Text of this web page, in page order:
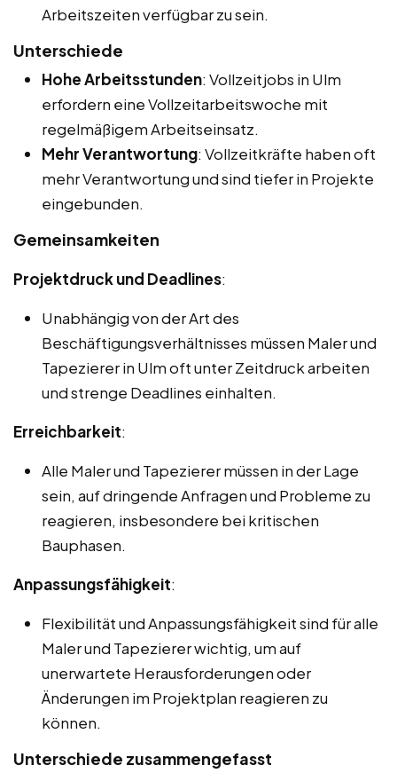
Arbeitszeiten verfügbar zu sein.
Unterschiede
Hohe Arbeitsstunden: Vollzeitjobs in Ulm
erfordern eine Vollzeitarbeitswoche mit
regelmäßigem Arbeitseinsatz.
Mehr Verantwortung: Vollzeitkräfte haben oft
mehr Verantwortung und sind tiefer in Projekte
eingebunden.
Gemeinsamkeiten
Projektdruck und Deadlines:
Unabhängig von der Art des
Beschäftigungsverhältnisses müssen Maler und
Tapezierer in Ulm oft unter Zeitdruck arbeiten
und strenge Deadlines einhalten.
Erreichbarkeit:
Alle Maler und Tapezierer müssen in der Lage
sein, auf dringende Anfragen und Probleme zu
reagieren, insbesondere bei kritischen
Bauphasen.
Anpassungsfähigkeit:
Flexibilität und Anpassungsfähigkeit sind für alle
Maler und Tapezierer wichtig, um auf
unerwartete Herausforderungen oder
Änderungen im Projektplan reagieren zu
können.
Unterschiede zusammengefasst